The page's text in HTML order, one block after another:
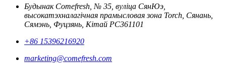
Будынак Comefresh, № 35, вуліца СянЮэ,
высокатэхналагічная прамысловая зона Torch, Сянань,
Сямэнь, Фуцзянь, Кітай PC361101
+86 15396216920
marketing@comefresh.com